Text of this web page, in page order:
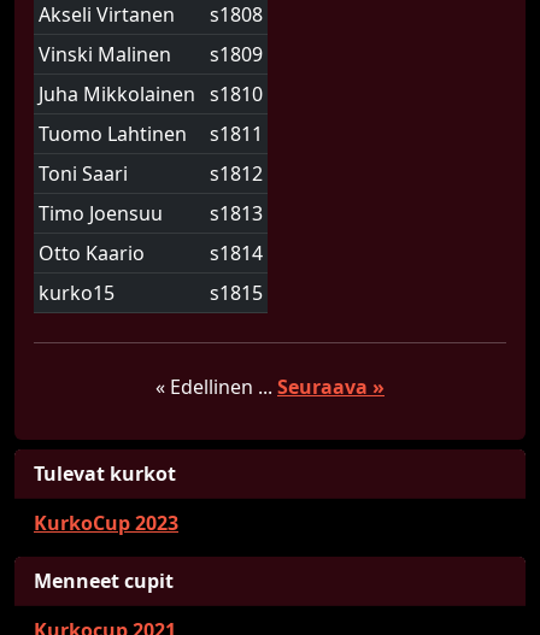
Akseli Virtanen
s1808
Vinski Malinen
s1809
Juha Mikkolainen s1810
Tuomo Lahtinen
s1811
Toni Saari
s1812
Timo Joensuu
s1813
Otto Kaario
s1814
kurko15
s1815
« Edellinen ... Seuraava »
Tulevat kurkot
KurkoCup 2023
Menneet cupit